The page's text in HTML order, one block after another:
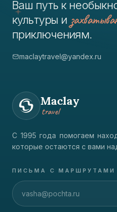
Ваш путь к
культуры и
приключениям.
maclaytravel@yandex.ru
Maclay
travel
С 1995 года помогаем
которые остаются с вами
ПИСЬМА С МАРШРУТАМИ